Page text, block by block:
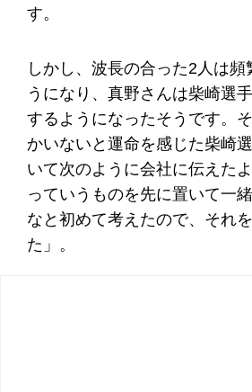
す。
しかし、波長の合った2人は頻
うになり、真野さんは柴崎選
するようになったそうです。
かいないと運命を感じた柴崎
いて次のように会社に伝えた
っていうものを先に置いて一
なと初めて考えたので、それ
た」。